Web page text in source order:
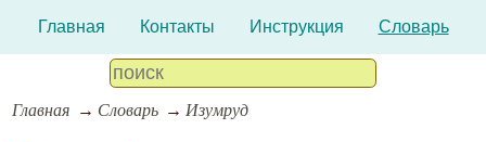
Главная Контакты Инструкция Словарь
Главная Словарь Изумруд